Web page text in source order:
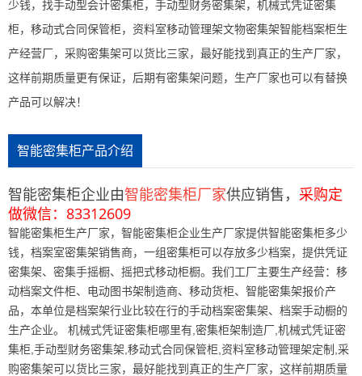
少钱，找手动型会计密集柜，手动型财务密集架，机械式凭证密集
柜，移动式合同保管柜，资料室移动管理架文物密集架智能档案柜生
产经营厂，采购密集架可以货比三家，最好能找到真正的生产厂家，
这样前期质量更有保证，后期有密集架问题，生产厂家也可以有替换
产品可以解决！
智能密集柜产品介绍
智能密集柜企业由智能密集柜厂家供应销售， 采购定
做微信： 83312609
智能密集柜生产厂家，智能密集柜企业生产厂家提供智能密集柜多少
钱，档案室密集架销售商，一组密集柜可以存放多少档案，提供凭证
密集架、密集手摇橱、摇把式移动柜橱。我们工厂主要生产经营：移
动档案文件柜、电动图书架制造商、移动货柜、智能密集架报价产
品，本单位是档案架行业比较在行的手动档案密集架、档案手动橱的
生产企业。 机械式凭证密集柜哪里有,密集柜架制造厂,机械式凭证密
集柜,手动型财务密集架,移动式合同保管柜,资料室移动管理架定制,采
购密集架可以货比三家，最好能找到真正的生产厂家，这样前期质量